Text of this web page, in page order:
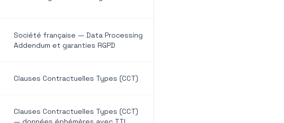
Société française — Data Processing
Addendum et garanties RGPD
Clauses Contractuelles Types (CCT)
Clauses Contractuelles Types (CCT)